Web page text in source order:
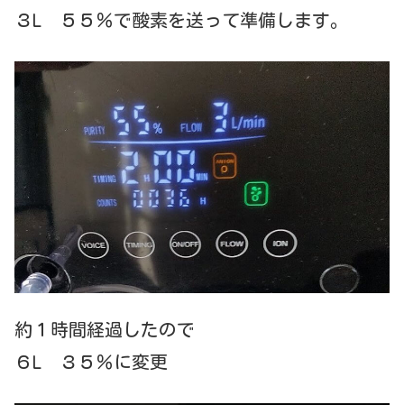
３L ５５％で酸素を送って準備します。
約１時間経過したので
６L ３５％に変更